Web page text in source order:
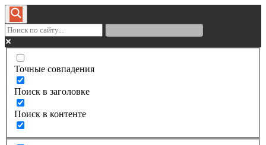
Точные совпадения
Поиск в заголовке
Поиск в контенте